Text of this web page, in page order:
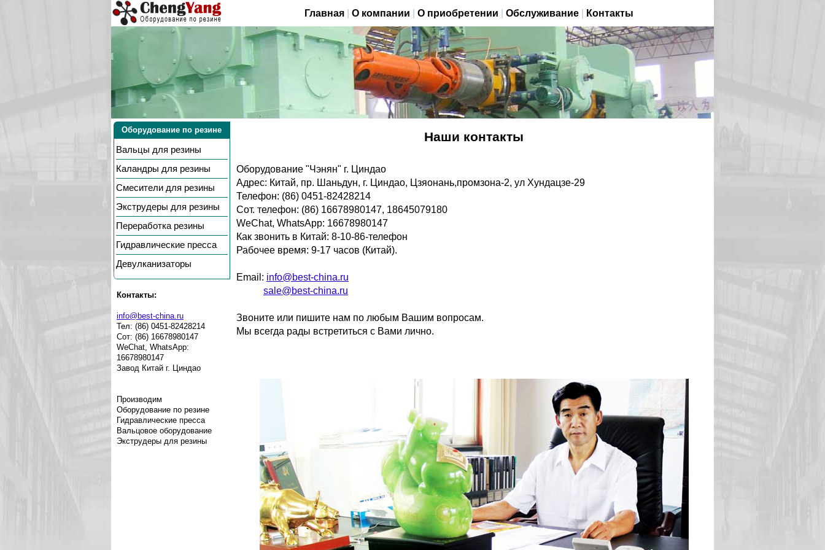
Главная| О компании О приобретении Обслуживание| Контакты
Оборудование по резине
Вальцы для резины
Каландры для резины
Смесители для резины
Экструдеры для резины
Переработка резины
Гидравлические пресса
Девулканизаторы
Контакты:
info@best-china.ru
Тел: (86) 0451-82428214
Сот: (86) 16678980147
WeChat, WhatsApp:
16678980147
Завод Китай г. Циндао
Производим
Оборудование по резине
Гидравлические пресса
Вальцовое оборудование
Экструдеры для резины
Наши контакты
Оборудование "Чэнян" г. Циндао
Адрес: Китай, пр. Шаньдун, г. Циндао, Цзяонань,промзона-2, ул Хундацзе-29
Телефон: (86) 0451-82428214
Сот. телефон: (86) 16678980147, 18645079180
WeChat, WhatsApp: 16678980147
Как звонить в Китай: 8-10-86-телефон
Рабочее время: 9-17 часов (Китай).
Email: info@best-china.ru
sale@best-china.ru
Звоните или пишите нам по любым Вашим вопросам.
Мы всегда рады встретиться с Вами лично.